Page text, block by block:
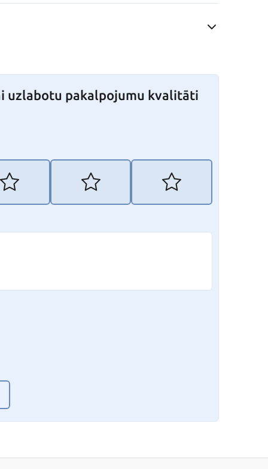
uzlabotu pakalpojumu kvalitāti